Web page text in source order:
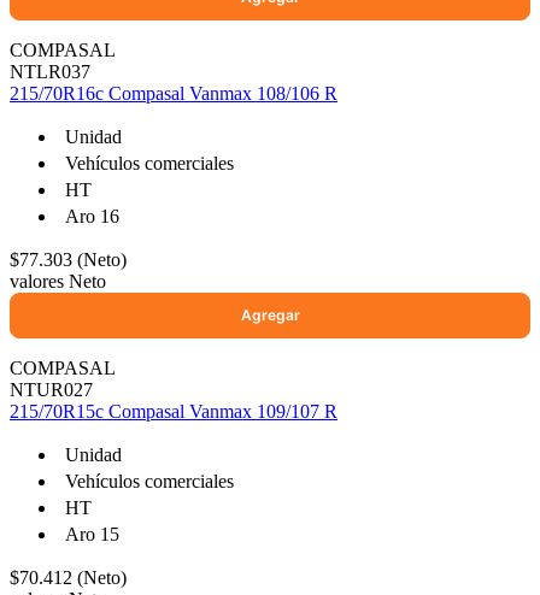
COMPASAL
NTLR037
215/70R16c Compasal Vanmax 108/106 R
Unidad
Vehículos comerciales
HT
Aro 16
$77.303 (Neto)
valores Neto
COMPASAL
NTUR027
215/70R15c Compasal Vanmax 109/107 R
Unidad
Vehículos comerciales
HT
Aro 15
$70.412 (Neto)